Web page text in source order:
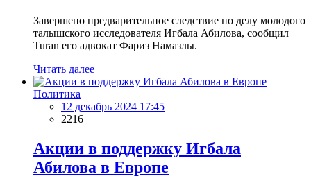
Завершено предварительное следствие по делу молодого
талышского исследователя Игбала Абилова, сообщил
Turan его адвокат Фариз Намазлы.
Читать далее
Политика
12 декабрь 2024 17:45
2216
Акции в поддержку Игбала
Абилова в Европе